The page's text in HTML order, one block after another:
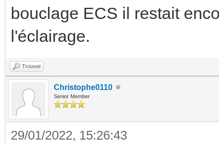
bouclage ECS il restait
l'éclairage.
Trouver
Christophe0110
Senior Member
29/01/2022, 15:26:43